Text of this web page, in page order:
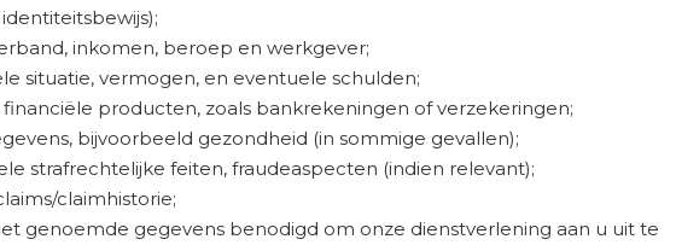
inkomen, beroep en werkgever;
situatie, vermogen, en eventuele schulden;
producten, zoals bankrekeningen of verzekeringen;
bijvoorbeeld gezondheid (in sommige gevallen);
strafrechtelijke feiten, fraudeaspecten (indien relevant);
claimhistorie;
genoemde gegevens benodigd om onze dienstverlening aan u uit te